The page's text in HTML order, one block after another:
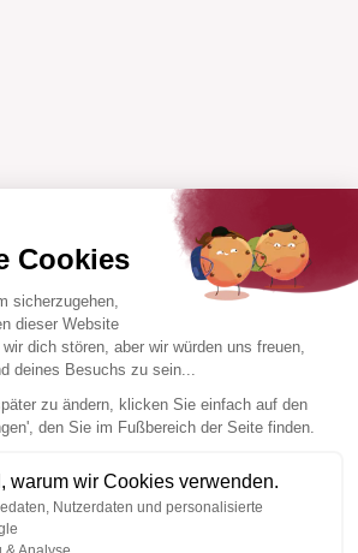
Cookies
sicherzugehen,
dieser Website
dich stören, aber wir würden uns freuen,
deines Besuchs zu sein...
zu ändern, klicken Sie einfach auf den
den Sie im Fußbereich der Seite finden.
warum wir Cookies verwenden.
Nutzerdaten und personalisierte